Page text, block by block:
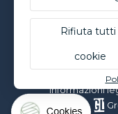
F-56190
D-84069
© Silvadec - Tutti
Informazioni
Rifiuta tutti
cookie